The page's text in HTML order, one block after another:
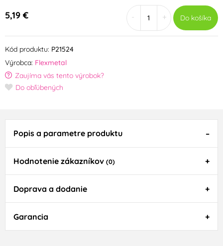
5,19 € + Do košíka
Kód produktu: P21524
Výrobca: Flexmetal
Zaujíma vás tento výrobok?
Do obľúbených
Popis a parametre produktu
Hodnotenie zákazníkov (0)
Doprava a dodanie
Garancia